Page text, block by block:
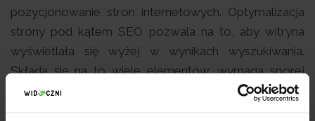
pozycjonowanie stron internetowych. Optymalizacja
strony pod kątem SEO pozwala na to, aby witryna
wyświetlała się wyżej w wynikach wyszukiwania.
Składa się na to wiele elementów, wymaga sporej
wiedzy oraz dużego nakładu pracy, ale efekty są
warte takiego zaangażowania. Jeżeli nie masz